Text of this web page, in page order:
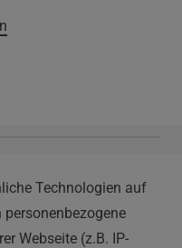
Technologien auf
personenbezogene
Webseite (z.B. IP-